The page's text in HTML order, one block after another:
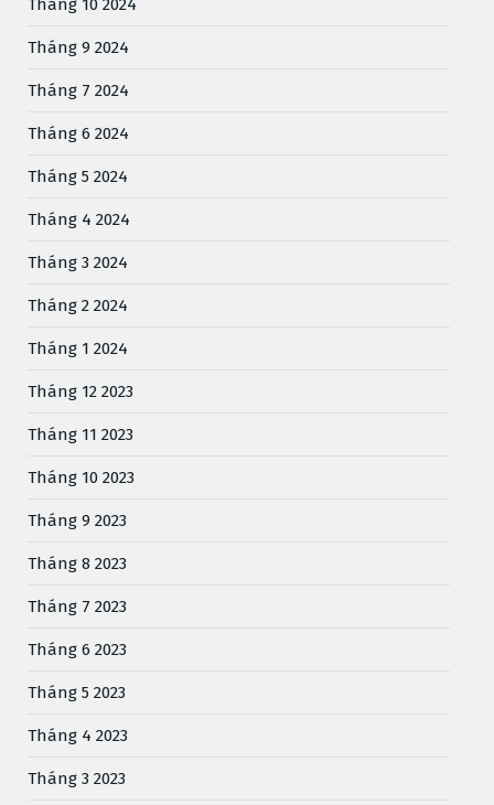
Tháng 9 2024
Tháng 7 2024
Tháng 6 2024
Tháng 5 2024
Tháng 4 2024
Tháng 3 2024
Tháng 2 2024
Tháng 1 2024
Tháng 12 2023
Tháng 11 2023
Tháng 10 2023
Tháng 9 2023
Tháng 8 2023
Tháng 7 2023
Tháng 6 2023
Tháng 5 2023
Tháng 4 2023
Tháng 3 2023